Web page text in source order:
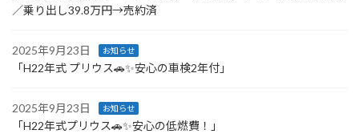
／乗り出し39.8万円→売約済
2025年9月23日 お知らせ
「H22年式 プリウス🚗✨安心の車検2年付」
2025年9月23日 お知らせ
「H22年式プリウス🚗✨安心の低燃費！」